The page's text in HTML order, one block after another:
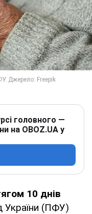
головного —
на OBOZ.UA у
10 днів
України (ПФУ)